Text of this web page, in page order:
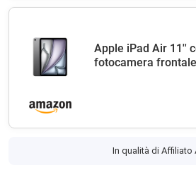
Apple iPad Air 11''
fotocamera
In qualità di Affiliato